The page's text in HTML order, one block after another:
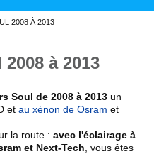
2008 À 2013
à 2013
Soul de 2008 à 2013 un
et au xénon de Osram et
la route : avec l'éclairage à
et Next-Tech , vous êtes